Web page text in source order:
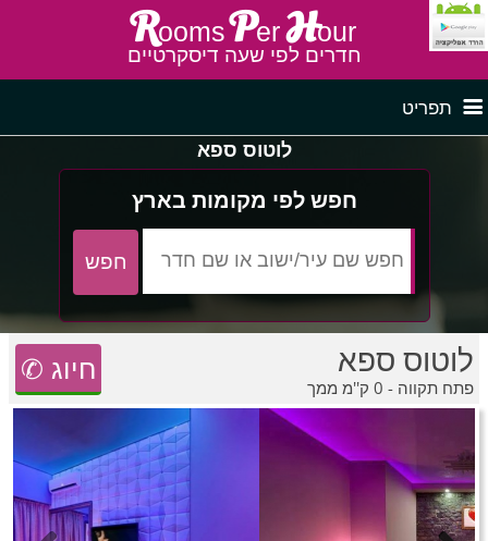
Rooms PerHour
חדרים לפי שעה דיסקרטיים
תפריט
לפי איזור
חדרים לפי שעה במישור החוף
חדרים לפי שעה בגליל מערבי
חדרים לפי שעה באזור ירושלים
חדרים לפי שעה במרכז
לוטוס ספא
חפש לפי מקומות בארץ
לוטוס ספא
פתח תקווה - 0 ק''מ ממך
✆ חיוג